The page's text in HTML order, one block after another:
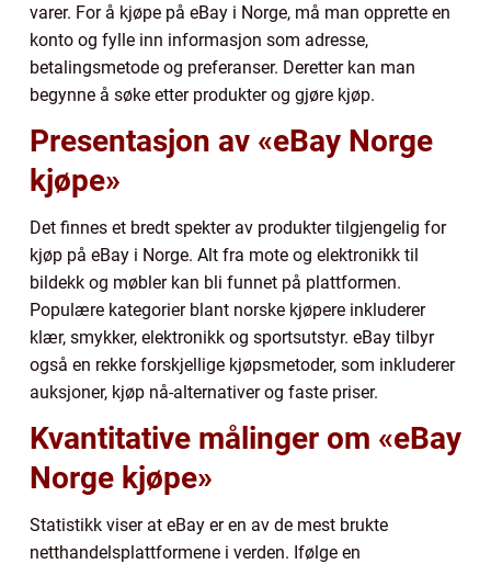
varer. For å kjøpe på eBay i Norge, må man opprette en
konto og fylle inn informasjon som adresse,
betalingsmetode og preferanser. Deretter kan man
begynne å søke etter produkter og gjøre kjøp.
Presentasjon av «eBay Norge
kjøpe»
Det finnes et bredt spekter av produkter tilgjengelig for
kjøp på eBay i Norge. Alt fra mote og elektronikk til
bildekk og møbler kan bli funnet på plattformen.
Populære kategorier blant norske kjøpere inkluderer
klær, smykker, elektronikk og sportsutstyr. eBay tilbyr
også en rekke forskjellige kjøpsmetoder, som inkluderer
auksjoner, kjøp nå-alternativer og faste priser.
Kvantitative målinger om «eBay
Norge kjøpe»
Statistikk viser at eBay er en av de mest brukte
netthandelsplattformene i verden. Ifølge en